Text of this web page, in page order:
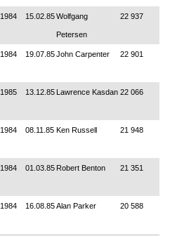
1984 15.02.85Wolfgang
Petersen
22 937
1984 19.07.85John Carpenter 22 901
1985 13.12.85 Lawrence Kasdan 22 066
1984 08.11.85 Ken Russell 21 948
1984 01.03.85 Robert Benton 21 351
1984 16.08.85Alan Parker 20 588